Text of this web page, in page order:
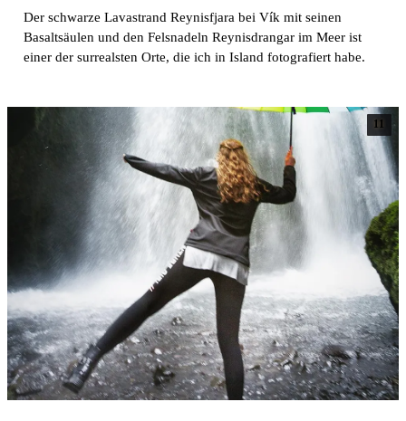
Der schwarze Lavastrand Reynisfjara bei Vík mit seinen
Basaltsäulen und den Felsnadeln Reynisdrangar im Meer ist
einer der surrealsten Orte, die ich in Island fotografiert habe.
11